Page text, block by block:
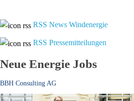
RSS News Windenergie
RSS Pressemitteilungen
Neue Energie Jobs
BBH Consulting AG